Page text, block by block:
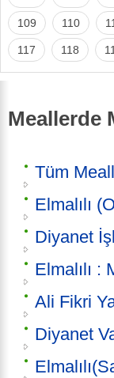
109 110
117 118
Meallerde
Tüm
Elmalılı
Diyanet
Elmalılı :
Ali Fikri
Diyanet